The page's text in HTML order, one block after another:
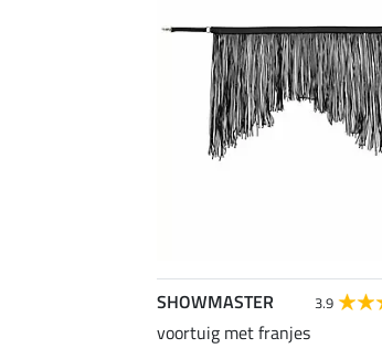
SHOWMASTER 3.9
voortuig met franjes